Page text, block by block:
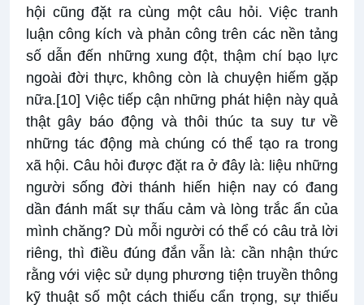
hội cũng đặt ra cùng một câu hỏi. Việc tranh
luận công kích và phản công trên các nền tảng
số dẫn đến những xung đột, thậm chí bạo lực
ngoài đời thực, không còn là chuyện hiếm gặp
nữa.[10] Việc tiếp cận những phát hiện này quả
thật gây báo động và thôi thúc ta suy tư về
những tác động mà chúng có thể tạo ra trong
xã hội. Câu hỏi được đặt ra ở đây là: liệu những
người sống đời thánh hiến hiện nay có đang
dần đánh mất sự thấu cảm và lòng trắc ẩn của
mình chăng? Dù mỗi người có thể có câu trả lời
riêng, thì điều đúng đắn vẫn là: cần nhận thức
rằng với việc sử dụng phương tiện truyền thông
kỹ thuật số một cách thiếu cẩn trọng, sự thiếu